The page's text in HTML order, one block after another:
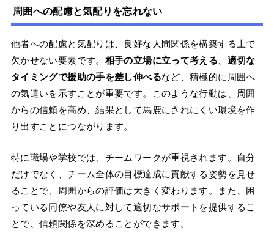
周囲への配慮と気配りを忘れない
他者への配慮と気配りは、良好な人間関係を構築する上で
欠かせない要素です。 相手の立場に立って考える
適切な
タイミングで援助の手を差し伸べるなど、積極的に周囲へ
の気遣いを示すことが重要です。このような行動は、周囲
からの信頼を高め、結果として馬鹿にされにくい環境を作
り出すことにつながります。
特に職場や学校では、チームワークが重視されます。自分
だけでなく、チーム全体の目標達成に貢献する姿勢を見せ
ることで、周囲からの評価は大きく変わります。また、困
っている同僚や友人に対して適切なサポートを提供するこ
とで、信頼関係を深めることができます。